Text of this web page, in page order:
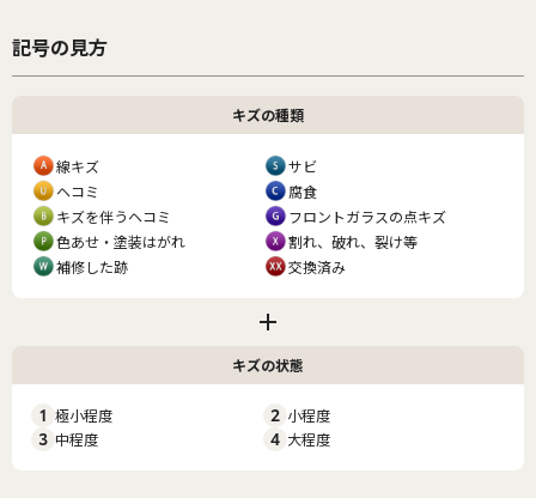
記号の見方
キズの種類
線キズ
サビ
ヘコミ
腐食
キズを伴うヘコミ
フロントガラスの点キズ
色あせ・塗装はがれ
割れ、破れ、裂け等
補修した跡
交換済み
キズの状態
1 極小程度 2 小程度
3 中程度 4 大程度